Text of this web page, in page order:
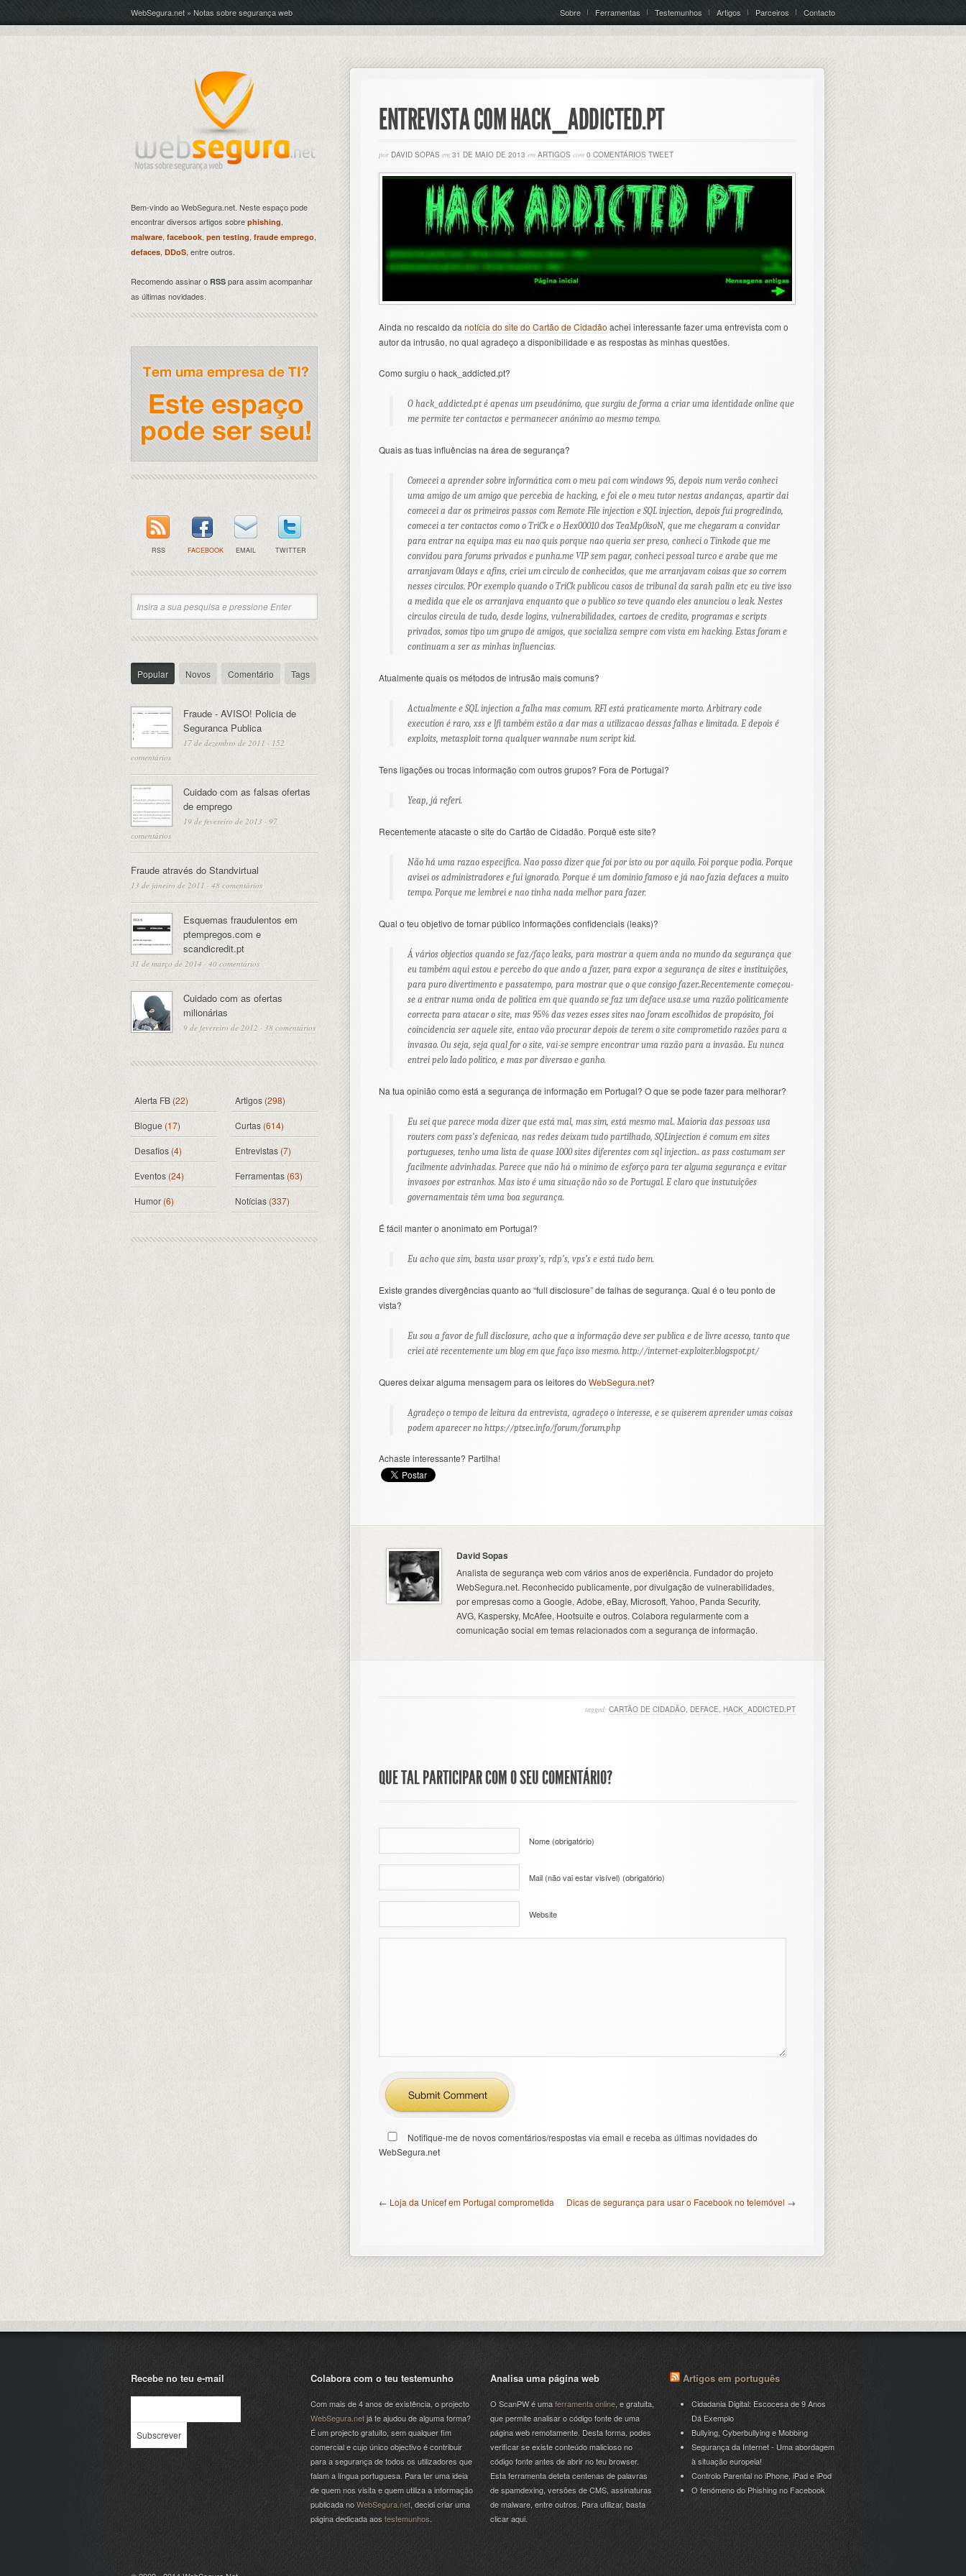
WebSegura.net » Notas sobre segurança web Sobre Ferramentas Testemunhos Artigos Parceiros Contacto
ENTREVISTA COM HACK_ADDICTED.PT
por DAVID SOPAS em 31 DE MAIO DE 2013 em ARTIGOS com 0 COMENTÁRIOS TWEET
Ainda no rescaldo da notícia do site do Cartão de Cidadão achei interessante fazer uma entrevista com o
autor da intrusão, no qual agradeço a disponibilidade e as respostas às minhas questões.
Como surgiu o hack_addicted.pt?
O hack_addicted.pt é apenas um pseudónimo, que surgiu de forma a criar uma identidade online que
me permite ter contactos e permanecer anónimo ao mesmo tempo.
Quais as tuas influências na área de segurança?
Comecei a aprender sobre informática com o meu pai com windows 95, depois num verão conheci
uma amigo de um amigo que percebia de hacking, e foi ele o meu tutor nestas andanças, apartir dai
comecei a dar os primeiros passos com Remote File injection e SQL injection, depois fui progredindo,
comecei a ter contactos como o TriCk e o Hex00010 dos TeaMp0isoN, que me chegaram a convidar
para entrar na equipa mas eu nao quis porque nao queria ser preso, conheci o Tinkode que me
convidou para forums privados e punha.me VIP sem pagar, conheci pessoal turco e arabe que me
arranjavam 0days e afins, criei um circulo de conhecidos, que me arranjavam coisas que so correm
nesses circulos. POr exemplo quando o TriCk publicou casos de tribunal da sarah palin etc eu tive isso
a medida que ele os arranjava enquanto que o publico so teve quando eles anunciou o leak. Nestes
circulos circula de tudo, desde logins, vulnerabilidades, cartoes de credito, programas e scripts
privados, somos tipo um grupo de amigos, que socializa sempre com vista em hacking. Estas foram e
continuam a ser as minhas influencias.
Atualmente quais os métodos de intrusão mais comuns?
Actualmente e SQL injection a falha mas comum. RFI está praticamente morto. Arbitrary code
execution é raro, xss e lfi também estão a dar mas a utilizacao dessas falhas e limitada. E depois é
exploits, metasploit torna qualquer wannabe num script kid.
Tens ligações ou trocas informação com outros grupos? Fora de Portugal?
Yeap, já referi.
Recentemente atacaste o site do Cartão de Cidadão. Porquê este site?
Não há uma razao especifica. Nao posso dizer que foi por isto ou por aquilo. Foi porque podia. Porque
avisei os administradores e fui ignorado. Porque é um dominio famoso e já nao fazia defaces a muito
tempo. Porque me lembrei e nao tinha nada melhor para fazer.
Qual o teu objetivo de tornar público informações confidenciais (leaks)?
Á vários objectios quando se faz/faço leaks, para mostrar a quem anda no mundo da segurança que
eu também aqui estou e percebo do que ando a fazer, para expor a segurança de sites e instituições,
para puro divertimento e passatempo, para mostrar que o que consigo fazer..Recentemente começou-
se a entrar numa onda de politica em que quando se faz um deface usa.se uma razão politicamente
correcta para atacar o site, mas 95% das vezes esses sites nao foram escolhidos de propósito, foi
coincidencia ser aquele site, entao vão procurar depois de terem o site comprometido razões para a
invasao. Ou seja, seja qual for o site, vai-se sempre encontrar uma razão para a invasão.. Eu nunca
entrei pelo lado politico, e mas por diversao e ganho.
Na tua opinião como está a segurança de informação em Portugal? O que se pode fazer para melhorar?
Eu sei que parece moda dizer que está mal, mas sim, está mesmo mal.. Maioria das pessoas usa
routers com pass’s defenicao, nas redes deixam tudo partilhado, SQLinjection é comum em sites
portugueses, tenho uma lista de quase 1000 sites diferentes com sql injection.. as pass costumam ser
facilmente advinhadas. Parece que não há o minimo de esforço para ter alguma segurança e evitar
invasoes por estranhos. Mas isto é uma situação não so de Portugal. E claro que instutuições
governamentais têm uma boa segurança.
É fácil manter o anonimato em Portugal?
Eu acho que sim, basta usar proxy’s, rdp’s, vps’s e está tudo bem.
Existe grandes divergências quanto ao “full disclosure” de falhas de segurança. Qual é o teu ponto de
vista?
Eu sou a favor de full disclosure, acho que a informação deve ser publica e de livre acesso, tanto que
criei até recentemente um blog em que faço isso mesmo. http://internet-exploiter.blogspot.pt/
Queres deixar alguma mensagem para os leitores do WebSegura.net?
Agradeço o tempo de leitura da entrevista, agradeço o interesse, e se quiserem aprender umas coisas
podem aparecer no https://ptsec.info/forum/forum.php
Achaste interessante? Partilha!
David Sopas
Analista de segurança web com vários anos de experiência. Fundador do projeto
WebSegura.net. Reconhecido publicamente, por divulgação de vulnerabilidades,
por empresas como a Google, Adobe, eBay, Microsoft, Yahoo, Panda Security,
AVG, Kaspersky, McAfee, Hootsuite e outros. Colabora regularmente com a
comunicação social em temas relacionados com a segurança de informação.
tagged: CARTÃO DE CIDADÃO, DEFACE, HACK_ADDICTED.PT
QUE TAL PARTICIPAR COM O SEU COMENTÁRIO?
Nome (obrigatório)
Mail (não vai estar visível) (obrigatório)
Website
Notifique-me de novos comentários/respostas via email e receba as últimas novidades do
WebSegura.net
← Loja da Unicef em Portugal comprometida Dicas de segurança para usar o Facebook no telemóvel →
Bem-vindo ao WebSegura.net. Neste espaço pode
encontrar diversos artigos sobre phishing,
malware, facebook pen testing, fraude emprego,
defaces, DDoS, entre outros.
Recomendo assinar o RSS para assim acompanhar
as últimas novidades.
RSS FACEBOOK EMAIL TWITTER
Popular Novos Comentário Tags
Fraude - AVISO! Policia de
Seguranca Publica
17 de dezembro de 2011 · 152
comentários
Cuidado com as falsas ofertas
de emprego
19 de fevereiro de 2013 · 97
comentários
Fraude através do Standvirtual
13 de janeiro de 2011 · 48 comentários
Esquemas fraudulentos em
ptempregos.com e
scandicredit.pt
31 de março de 2014 · 40 comentários
Cuidado com as ofertas
milionárias
9 de fevereiro de 2012 · 38 comentários
Alerta FB(22) Artigos (298)
Blogue (17) Curtas (614)
Desafios(4) Entrevistas (7)
Eventos (24) Ferramentas (63)
Humor (6) Notícias (337)
Recebe no teu e-mail Colabora com o teu testemunho
Com mais de 4 anos de existência, o projecto
WebSegura.netjá te ajudou de alguma forma?
É um projecto gratuito, sem qualquer fim
comercial e cujo único objectivo é contribuir
para a segurança de todos os utilizadores que
falam a língua portuguesa. Para ter uma ideia
de quem nos visita e quem utiliza a informação
publicada noWebSegura.net , decidi criar uma
página dedicada aos testemunhos
Analisa uma página web
O ScanPW é umaferramenta online, e gratuita,
que permite analisar o código fonte de uma
página web remotamente. Desta forma, podes
verificar se existe conteúdo malicioso no
código fonte antes de abrir no teu browser.
Esta ferramenta deteta centenas de palavras
de spamdexing, versões de CMS, assinaturas
de malware, entre outros. Para utilizar, basta
clicar aqui.
Artigos em português
Cidadania Digital: Escocesa de 9 Anos
Dá Exemplo
Bullying, Cyberbullying e Mobbing
Segurança da Internet - Uma abordagem
à situação europeia!
Controlo Parental no iPhone, iPad e iPod
O fenómeno do Phishing no Facebook